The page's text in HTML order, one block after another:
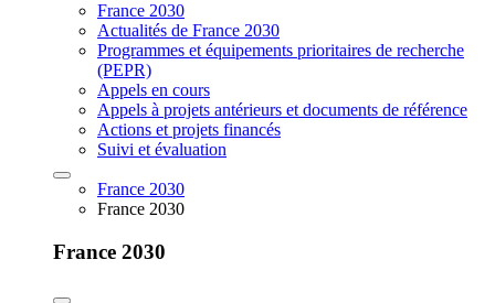
France 2030
Actualités de France 2030
Programmes et équipements prioritaires de recherche
(PEPR)
Appels en cours
Appels à projets antérieurs et documents de référence
Actions et projets financés
Suivi et évaluation
France 2030
France 2030
France 2030